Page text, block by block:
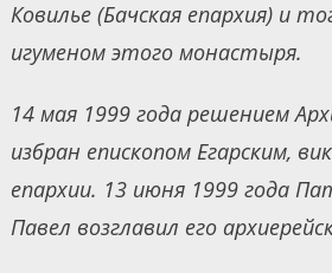
Ковилье (Бачская епархия) и
игуменом этого монастыря.
14 мая 1999 года решением
избран епископом Егарским,
епархии. 13 июня 1999 года
Павел возглавил его